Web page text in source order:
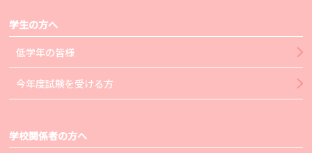
学生の方へ
低学年の皆様
今年度試験を受ける方
学校関係者の方へ